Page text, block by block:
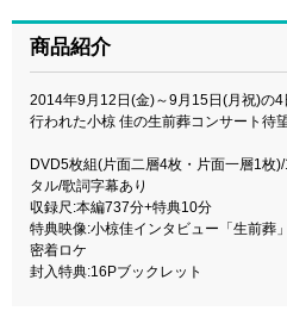
商品紹介
2014年9月12日(金)～9月15日(月祝)の
行われた小椋 佳の生前葬コンサート待
DVD5枚組(片面二層4枚・片面一層1枚
タル/歌詞字幕あり
収録尺:本編737分+特典10分
特典映像:小椋佳インタビュー「生前葬
密着ロケ
封入特典:16Pブックレット